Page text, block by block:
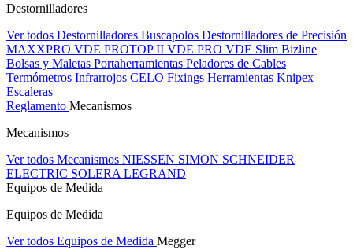
Destornilladores
Ver todos Destornilladores Buscapolos Destornilladores de Precisión
MAXXPRO VDE PROTOP II VDE PRO VDE Slim Bizline
Bolsas y Maletas Portaherramientas Peladores de Cables
Termómetros Infrarrojos CELO Fixings Herramientas Knipex
Escaleras
Reglamento Mecanismos
Mecanismos
Ver todos Mecanismos NIESSEN SIMON SCHNEIDER
ELECTRIC SOLERA LEGRAND
Equipos de Medida
Equipos de Medida
Ver todos Equipos de Medida Megger